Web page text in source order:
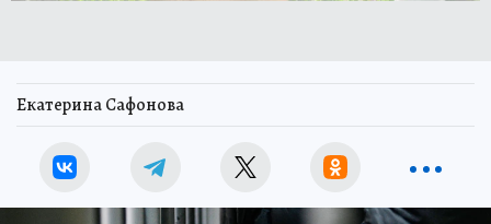
Екатерина Сафонова